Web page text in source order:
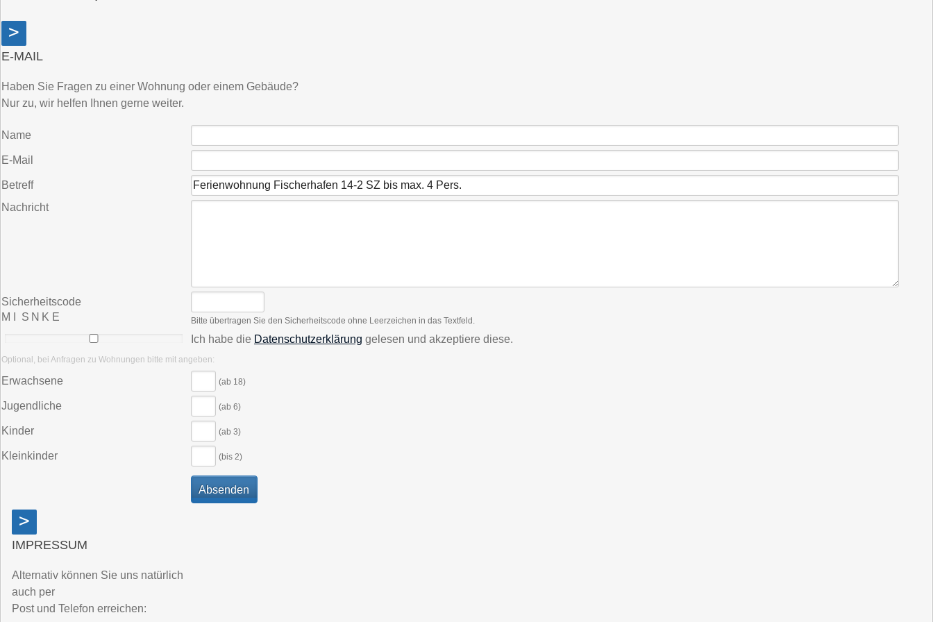
>
E-MAIL
Haben Sie Fragen zu einer Wohnung oder einem Gebäude?
Nur zu, wir helfen Ihnen gerne weiter.
Name
E-Mail
Betreff
Nachricht
Sicherheitscode
M I S N K E
Bitte übertragen Sie den Sicherheitscode ohne Leerzeichen in das Textfeld.
Ich habe die Datenschutzerklärung gelesen und akzeptiere diese.
Optional, bei Anfragen zu Wohnungen bitte mit angeben:
Erwachsene (ab 18)
Jugendliche (ab 6)
Kinder (ab 3)
Kleinkinder (bis 2)
>
IMPRESSUM
Alternativ können Sie uns natürlich
auch per
Post und Telefon erreichen: